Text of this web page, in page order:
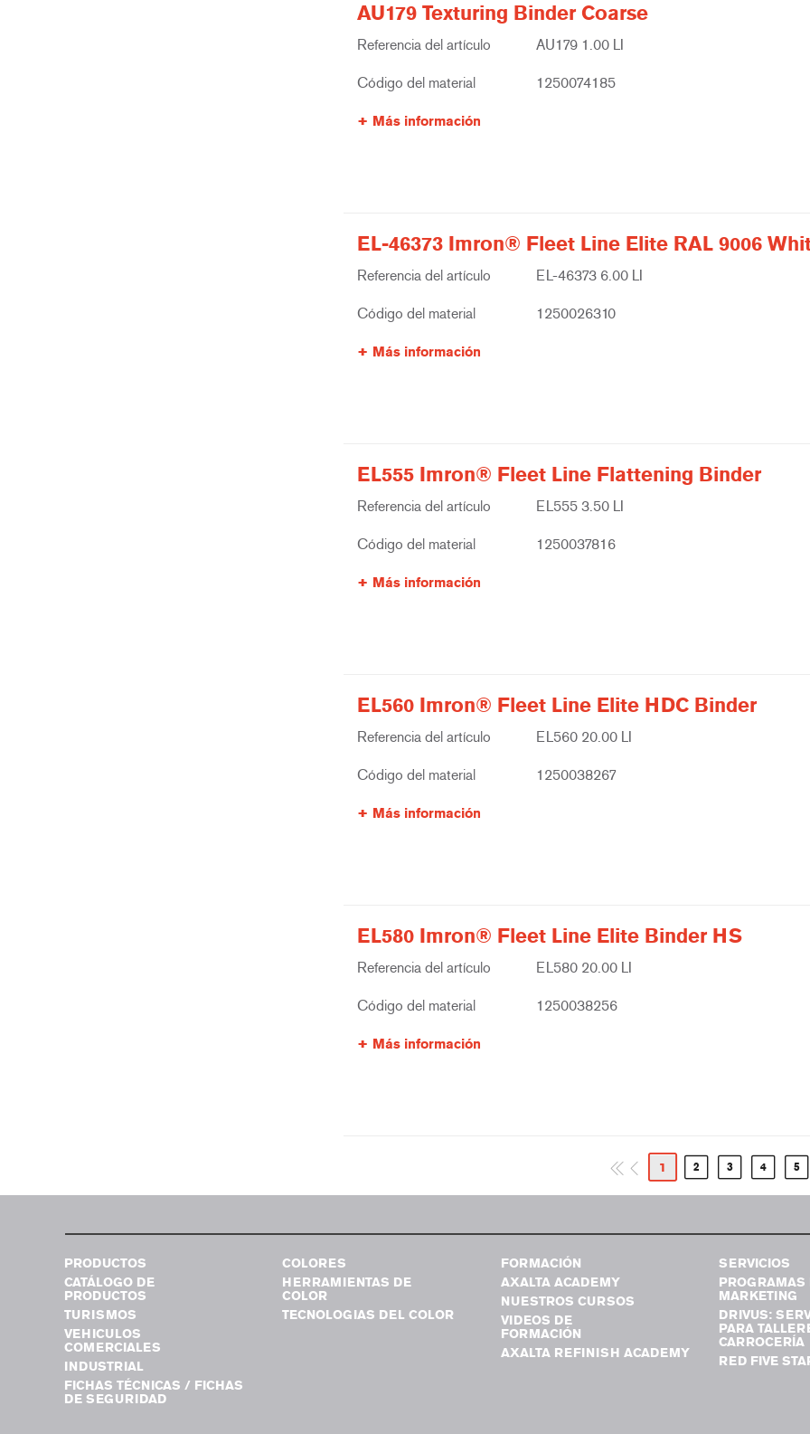
AU179 Texturing Binder Coarse
Referencia del artículo AU179 1.00 LI
Código del material 1250074185
Más información
EL-46373 Imron® Fleet Line Elite RAL 9006
Referencia del artículo EL-46373 6.00 LI
Código del material 1250026310
Más información
EL555 Imron® Fleet Line Flattening Binder
Referencia del artículo EL555 3.50 LI
Código del material 1250037816
Más información
EL560 Imron® Fleet Line Elite HDC Binder
Referencia del artículo EL560 20.00 LI
Código del material 1250038267
Más información
EL580 Imron® Fleet Line Elite Binder HS
Referencia del artículo EL580 20.00 LI
Código del material 1250038256
Más información
1 2 3 4 5
PRODUCTOS
CATÁLOGO DE
PRODUCTOS
TURISMOS
VEHICULOS
COMERCIALES
INDUSTRIAL
FICHAS TÉCNICAS / FICHAS
DE SEGURIDAD
COLORES
HERRAMIENTAS DE
COLOR
TECNOLOGIAS DEL COLOR
FORMACIÓN
AXALTA ACADEMY
NUESTROS CURSOS
VIDEOS DE
FORMACIÓN
AXALTA REFINISH ACADEMY
SERVICIOS
PROGRAMAS
MARKETING
DRIVUS:
PARA
CARROCERÍA
RED FIVE